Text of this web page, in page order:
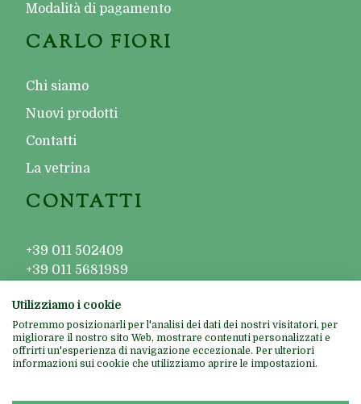
Modalità di pagamento
CARLO FIORI
Chi siamo
Nuovi prodotti
Contatti
La vetrina
CONTATTI
+39 011 502409
+39 011 5681989
contatti@carlofiori.it
Utilizziamo i cookie
Potremmo posizionarli per l'analisi dei dati dei nostri visitatori, per
migliorare il nostro sito Web, mostrare contenuti personalizzati e
offrirti un'esperienza di navigazione eccezionale. Per ulteriori
informazioni sui cookie che utilizziamo aprire le impostazioni.